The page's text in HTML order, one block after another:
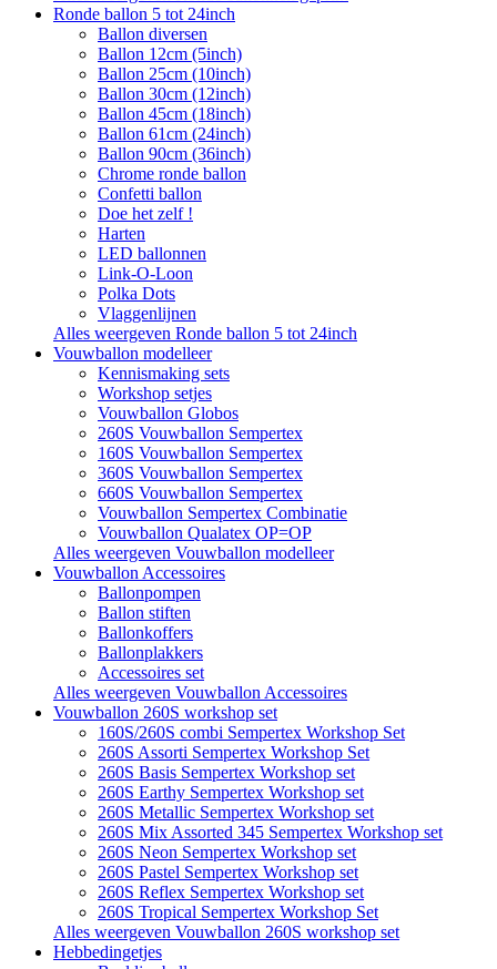
Ronde ballon 5 tot 24inch
Ballon diversen
Ballon 12cm (5inch)
Ballon 25cm (10inch)
Ballon 30cm (12inch)
Ballon 45cm (18inch)
Ballon 61cm (24inch)
Ballon 90cm (36inch)
Chrome ronde ballon
Confetti ballon
Doe het zelf !
Harten
LED ballonnen
Link-O-Loon
Polka Dots
Vlaggenlijnen
Alles weergeven Ronde ballon 5 tot 24inch
Vouwballon modelleer
Kennismaking sets
Workshop setjes
Vouwballon Globos
260S Vouwballon Sempertex
160S Vouwballon Sempertex
360S Vouwballon Sempertex
660S Vouwballon Sempertex
Vouwballon Sempertex Combinatie
Vouwballon Qualatex OP=OP
Alles weergeven Vouwballon modelleer
Vouwballon Accessoires
Ballonpompen
Ballon stiften
Ballonkoffers
Ballonplakkers
Accessoires set
Alles weergeven Vouwballon Accessoires
Vouwballon 260S workshop set
160S/260S combi Sempertex Workshop Set
260S Assorti Sempertex Workshop Set
260S Basis Sempertex Workshop set
260S Earthy Sempertex Workshop set
260S Metallic Sempertex Workshop set
260S Mix Assorted 345 Sempertex Workshop set
260S Neon Sempertex Workshop set
260S Pastel Sempertex Workshop set
260S Reflex Sempertex Workshop set
260S Tropical Sempertex Workshop Set
Alles weergeven Vouwballon 260S workshop set
Hebbedingetjes